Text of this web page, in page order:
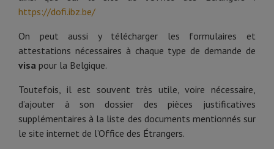
https://dofi.ibz.be/
On peut aussi y télécharger les formulaires et
attestations nécessaires à chaque type de demande de
visa pour la Belgique.
Toutefois, il est souvent très utile, voire nécessaire,
d’ajouter à son dossier des pièces justificatives
supplémentaires à la liste des documents mentionnés sur
le site internet de l’Office des Étrangers.